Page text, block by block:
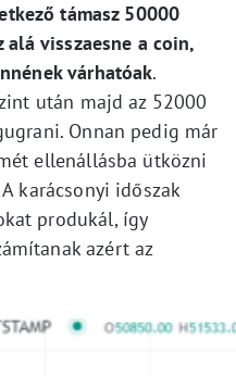
támasz 50000
visszaesne a coin,
várhatóak.
után majd az 52000
Onnan pedig már
ellenállásba ütközni
karácsonyi időszak
produkál, így
azért az